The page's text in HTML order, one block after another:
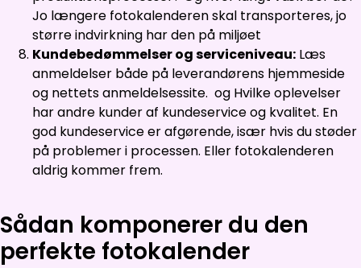
Jo længere fotokalenderen skal transporteres, jo
større indvirkning har den på miljøet
Kundebedømmelser og serviceniveau: Læs
anmeldelser både på leverandørens hjemmeside
og nettets anmeldelsessite. og Hvilke oplevelser
har andre kunder af kundeservice og kvalitet. En
god kundeservice er afgørende, især hvis du støder
på problemer i processen. Eller fotokalenderen
aldrig kommer frem.
Sådan komponerer du den
perfekte fotokalender